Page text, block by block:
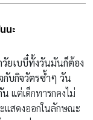
นะ
วัยเบบี๋ทั้งวันมันก็ต้อง
กับกิจวัตรซ้ำๆ วัน
น แต่เด็กทารกคงไม่
แสดงออกในลักษณะ